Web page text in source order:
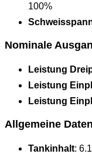
100%
Nominale
Leistung
Leistung
Leistung
Allgemeine Daten
Tankinhalt: 6.1 l